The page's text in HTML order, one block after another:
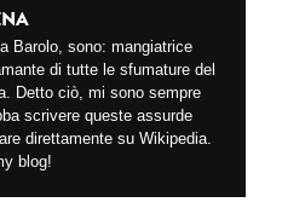
Barolo, sono: mangiatrice
di tutte le sfumature del
Detto ciò, mi sono sempre
scrivere queste assurde
direttamente su Wikipedia.
blog!